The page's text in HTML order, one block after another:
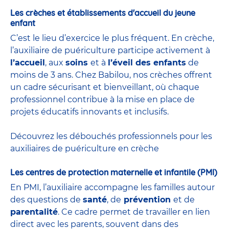
Les crèches et établissements d'accueil du jeune
enfant
C’est le lieu d’exercice le plus fréquent. En crèche,
l’auxiliaire de puériculture participe activement à
l’accueil , aux soins et à l’éveil des enfants de
moins de 3 ans. Chez Babilou, nos crèches offrent
un cadre sécurisant et bienveillant, où chaque
professionnel contribue à la mise en place de
projets éducatifs innovants et inclusifs.
Découvrez les débouchés professionnels pour les
auxiliaires de puériculture en crèche
Les centres de protection maternelle et infantile (PMI)
En PMI, l’auxiliaire accompagne les familles autour
des questions de santé, de prévention et de
parentalité. Ce cadre permet de travailler en lien
direct avec les parents, souvent dans des